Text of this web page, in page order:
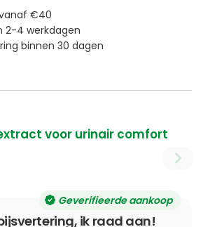
€40
2-4 werkdagen
binnen 30 dagen
voor urinair comfort
Geverifieerde aankoop
ik raad aan!